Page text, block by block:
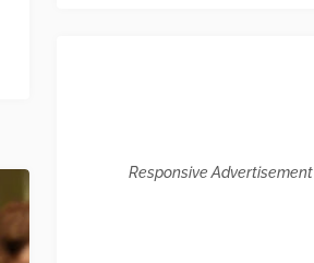
Responsive Advertisement